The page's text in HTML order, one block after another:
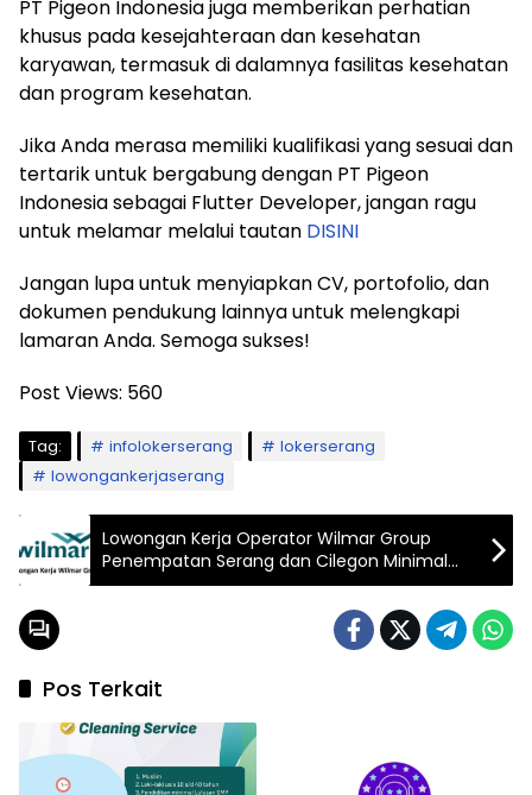
PT Pigeon Indonesia juga memberikan perhatian
khusus pada kesejahteraan dan kesehatan
karyawan, termasuk di dalamnya fasilitas kesehatan
dan program kesehatan.
Jika Anda merasa memiliki kualifikasi yang sesuai dan
tertarik untuk bergabung dengan PT Pigeon
Indonesia sebagai Flutter Developer, jangan ragu
untuk melamar melalui tautan DISINI
Jangan lupa untuk menyiapkan CV, portofolio, dan
dokumen pendukung lainnya untuk melengkapi
lamaran Anda. Semoga sukses!
Post Views: 560
Tag: infolokerserang
lokerserang
lowongankerjaserang
Lowongan Kerja Operator Wilmar Group
Penempatan Serang dan Cilegon Minimal
SMK
Pos Terkait